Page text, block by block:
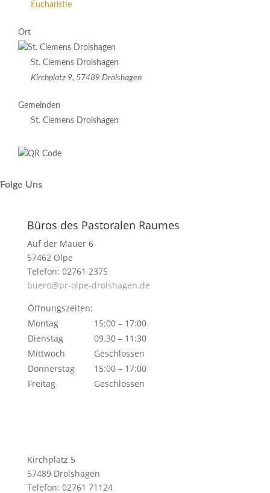
Eucharistie
Ort
St. Clemens Drolshagen
Kirchplatz 9, 57489 Drolshagen
Gemeinden
St. Clemens Drolshagen
Folge Uns
Büros des Pastoralen Raumes
Auf der Mauer 6
57462 Olpe
Telefon: 02761 2375
buero@pr-olpe-drolshagen.de
Öffnungszeiten:
Montag
15:00 – 17:00
Dienstag
09.30 – 11:30
Mittwoch
Geschlossen
Donnerstag
15:00 – 17:00
Freitag
Geschlossen
Kirchplatz 5
57489 Drolshagen
Telefon: 02761 71124